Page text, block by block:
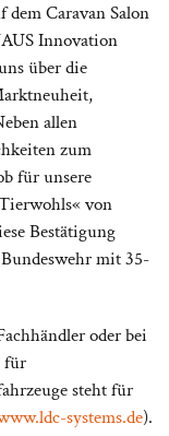
dem Caravan Salon
Innovation
über die
allen
zum
für unsere
von
Bestätigung
mit 35-
oder bei
für
steht für
systems.de).